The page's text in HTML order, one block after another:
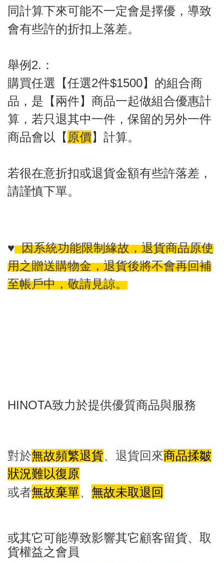
同計算下來可能不一定會是擇優， 導致
會有些許的折扣上落差。
舉例2.：
購買任選【任選2件$1500】的組合商
品，是【兩件】商品一起做組合優惠計
算，若只退其中一件，保留的另外一件
商品會以 【 原價】 計算。
若很在意折扣或退貨金額有些許落差，
請謹慎下單。
♥️ 因系統功能限制緣故，退貨商品原使
用之贈送購物金，退貨後將不會再回補
至帳戶中，敬請見諒。
HINOTA致力於提供優質商品與服務
對於無故頻繁退貨、退貨回來商品揉皺
狀況難以復原
或者無故棄單、 無故未取退回
或其它可能導致影響其它顧客留貨、取
貨權益之會員